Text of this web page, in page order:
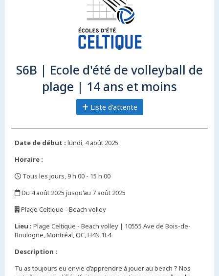
S6B | Ecole d'été de volleyball de
plage | 14 ans et moins
Liste d'attente
Date de début : lundi, 4 août 2025.
Horaire :
Tous les jours, 9 h 00 - 15 h 00
Du 4 août 2025 jusqu'au 7 août 2025
Plage Celtique - Beach volley
Lieu : Plage Celtique - Beach volley | 10555 Ave de Bois-de-
Boulogne, Montréal, QC, H4N 1L4
Description :
Tu as toujours eu envie d’apprendre à jouer au beach ? Nos